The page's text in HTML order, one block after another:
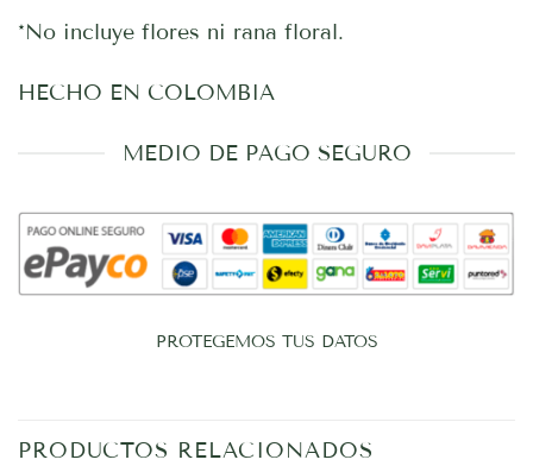
*No incluye flores ni rana floral.
HECHO EN COLOMBIA
MEDIO DE PAGO SEGURO
PROTEGEMOS TUS DATOS
PRODUCTOS RELACIONADOS